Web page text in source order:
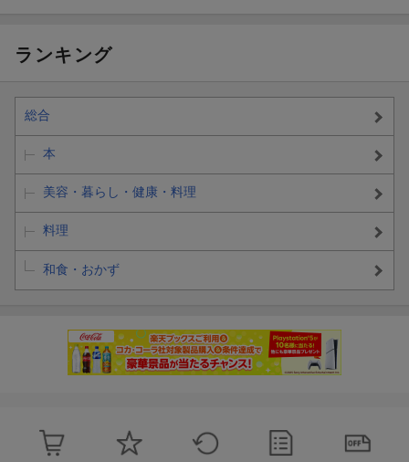
ランキング
総合
本
美容・暮らし・健康・料理
料理
和食・おかず